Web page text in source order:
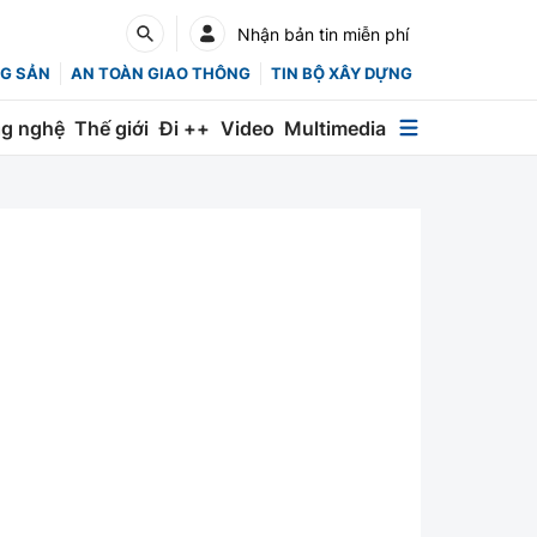
Nhận bản tin miễn phí
SẢN AN TOÀN GIAO THÔNG TIN BỘ XÂY DỰNG
nghệ Thế giới Đi ++ Video Multimedia